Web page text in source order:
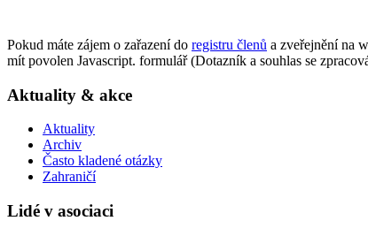
Pokud máte zájem o zařazení do registru členů a zveřejnění na
mít povolen Javascript. formulář (Dotazník a souhlas se
Aktuality & akce
Aktuality
Archiv
Často kladené otázky
Zahraničí
Lidé v asociaci